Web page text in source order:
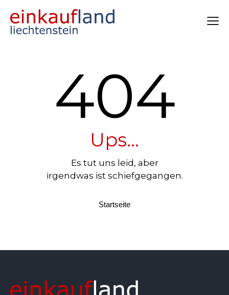
404
Ups...
Es tut uns leid, aber
irgendwas ist schiefgegangen.
Startseite